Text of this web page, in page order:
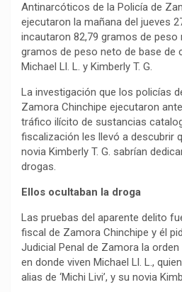
Antinarcóticos de la Policía de
ejecutaron la mañana del jueves
incautaron 82,79 gramos de peso
gramos de peso neto de base de
Michael Ll. L. y Kimberly T. G.
La investigación que los policías
Zamora Chinchipe ejecutaron
tráfico ilícito de sustancias
fiscalización les llevó a descubrir
novia Kimberly T. G. sabrían
drogas.
Ellos ocultaban la droga
Las pruebas del aparente delito
fiscal de Zamora Chinchipe y él
Judicial Penal de Zamora la orden
en donde viven Michael Ll. L.,
alias de ‘Michi Livi’, y su novia